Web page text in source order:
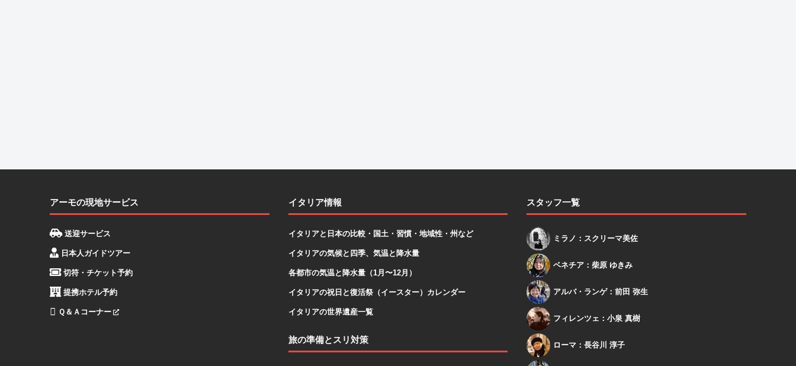
アーモの現地サービス
送迎サービス
日本人ガイドツアー
切符・チケット予約
提携ホテル予約
Ｑ＆Ａコーナー
イタリア情報
イタリアと日本の比較・国土・習慣・地域性・州など
イタリアの気候と四季、気温と降水量
各都市の気温と降水量（1月〜12月）
イタリアの祝日と復活祭（イースター）カレンダー
イタリアの世界遺産一覧
旅の準備とスリ対策
スタッフ一覧
スクリーマ
ミラノ：スクリーマ美佐
柴原
ベネチア：柴原 ゆきみ
アルバ
アルバ・ランゲ：前田 弥生
小泉
フィレンツェ：小泉 真樹
長谷川
ローマ：長谷川 淳子